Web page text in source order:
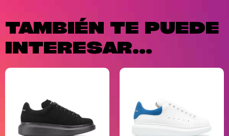
TAMBIÉN TE PUEDE
INTERESAR...